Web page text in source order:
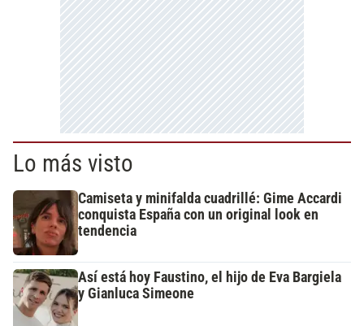
Lo más visto
Camiseta y minifalda cuadrillé: Gime Accardi
conquista España con un original look en
tendencia
Así está hoy Faustino, el hijo de Eva Bargiela
y Gianluca Simeone